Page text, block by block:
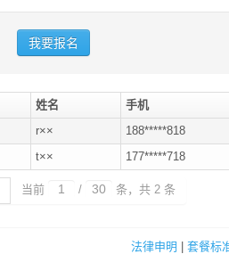
姓名
手机
r××
188*****818
t×× 177*****718
当前 / 条，共 2 条
法律申明
套餐标